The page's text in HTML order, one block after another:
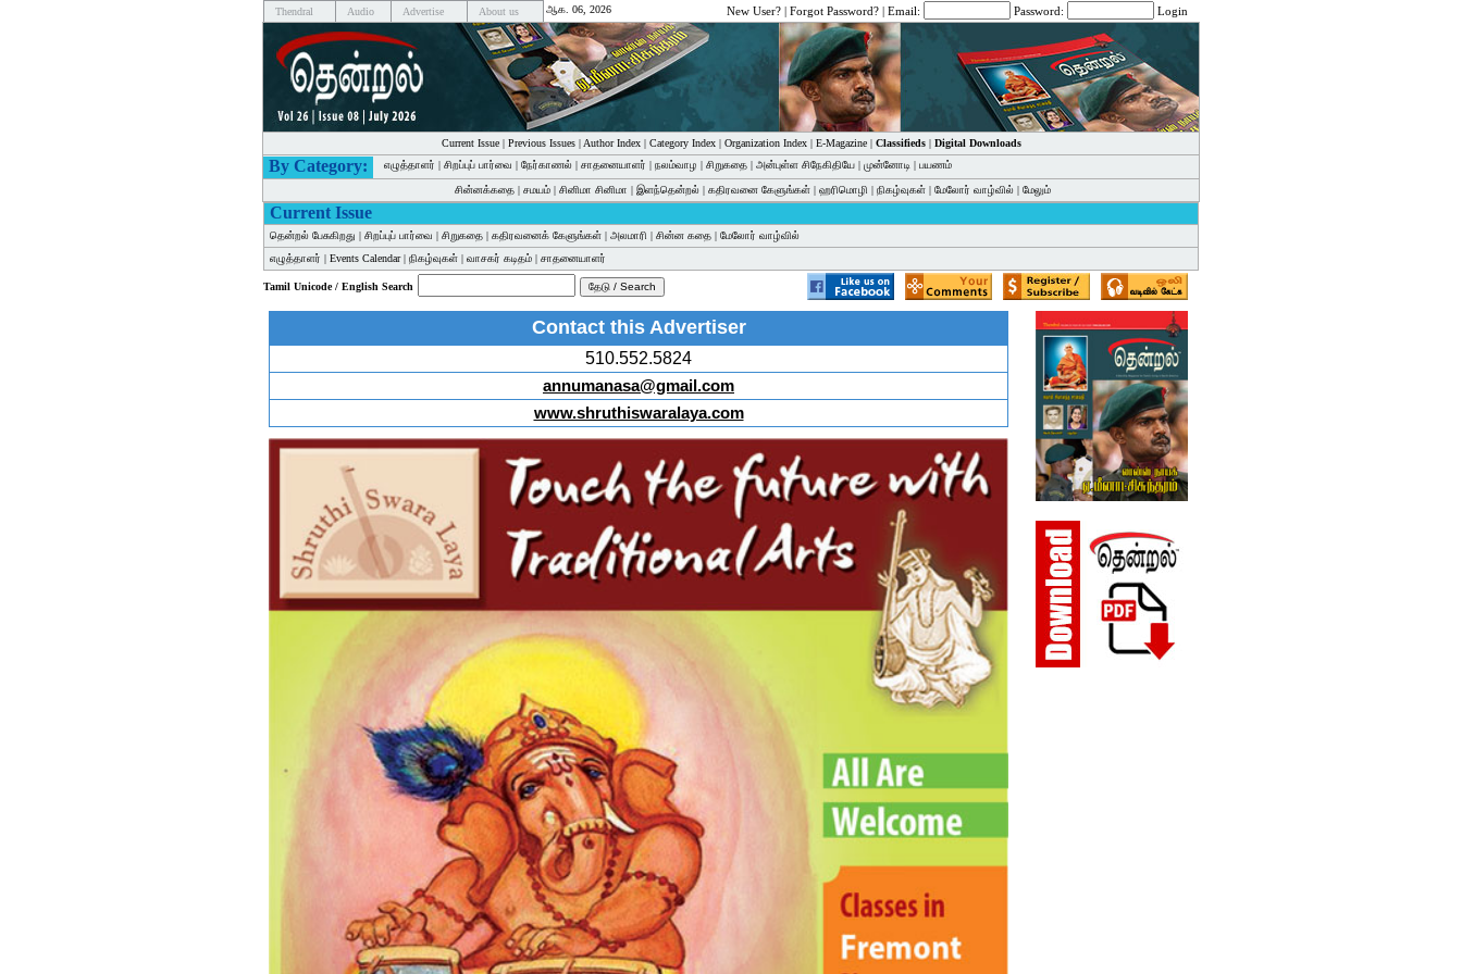
Thendral Audio Advertise About us ஆக. 06, 2026 New User? | Forgot Password? | Email: Password: Login
Current Issue| Previous Issues| Author Index| Category Index| Organization Index| E-Magazine| Classifieds| Digital Downloads
By Category: எழுத்தாளர் | சிறப்புப் பார்வை | நேர்காணல் | சாதனையாளர் | நலம்வாழ | சிறுகதை | அன்புள்ள சிநேகிதியே | முன்னோடி | பயணம்
சின்னக்கதை | சமயம் | சினிமா சினிமா | இளந்தென்றல் | கதிரவனை கேளுங்கள் | ஹரிமொழி | நிகழ்வுகள் | மேலோர் வாழ்வில் | மேலும்
Current Issue
தென்றல் பேசுகிறது | சிறப்புப் பார்வை | சிறுகதை | கதிரவனைக் கேளுங்கள் | அலமாரி | சின்ன கதை | மேலோர் வாழ்வில்
எழுத்தாளர் | Events Calendar| நிகழ்வுகள் | வாசகர் கடிதம் | சாதனையாளர்
Tamil Unicode / English Search
Contact this Advertiser
510.552.5824
annumanasa@gmail.com
www.shruthiswaralaya.com